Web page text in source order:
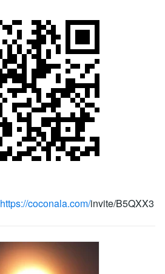
https://coconala.com/invite/B5QXX3